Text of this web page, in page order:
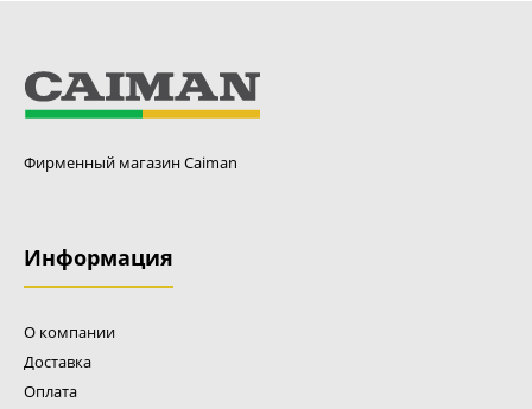
Фирменный магазин Caiman
Информация
О компании
Доставка
Оплата